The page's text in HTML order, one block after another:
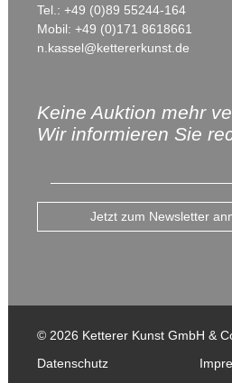
Tel.: +49 (0)89 55244-164
Mobil: +49 (0)171 8618661
n.kassel@kettererkunst.de
Keine Auktion mehr
Wir informieren Sie
Jetzt zum Newsletter
© 2026 Ketterer Kunst GmbH &
Datenschutz